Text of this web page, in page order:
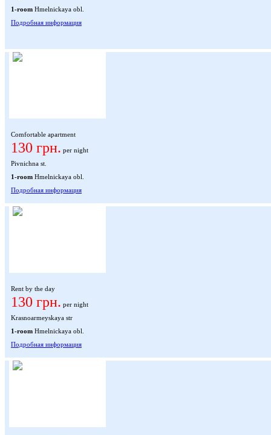
1-room Hmelnickaya obl.
Подробная информация
Comfortable apartment
130 грн. per night
Pivnichna st.
1-room Hmelnickaya obl.
Подробная информация
Rent by the day
130 грн. per night
Krasnoarmeyskaya str
1-room Hmelnickaya obl.
Подробная информация